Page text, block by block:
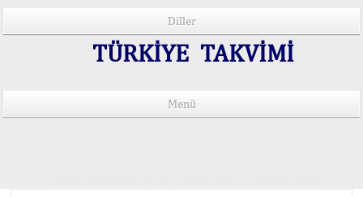
Diller
TÜRKİYE TAKVİMİ
Menü